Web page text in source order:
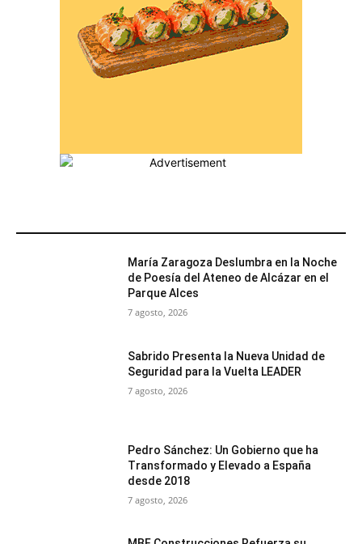
María Zaragoza Deslumbra en la Noche
de Poesía del Ateneo de Alcázar en el
Parque Alces
7 agosto, 2026
Sabrido Presenta la Nueva Unidad de
Seguridad para la Vuelta LEADER
7 agosto, 2026
Pedro Sánchez: Un Gobierno que ha
Transformado y Elevado a España
desde 2018
7 agosto, 2026